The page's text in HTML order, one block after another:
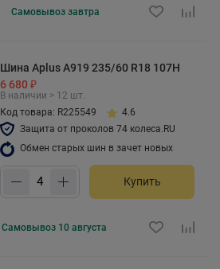
Самовывоз завтра
Шина Aplus A919 235/60 R18 107H
6 680 ₽
В наличии > 12 шт.
Код товара: R225549
4.6
Защита от проколов 74 колеса.RU
Обмен старых шин в зачет новых
Купить
Самовывоз 10 августа